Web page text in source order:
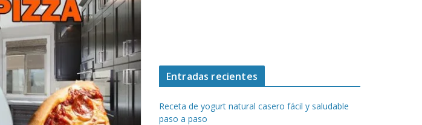
Entradas recientes
Receta de yogurt natural casero fácil y saludable
paso a paso